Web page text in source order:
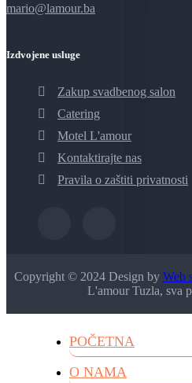
mario@lamour.ba
Izdvojene usluge
Zakup svadbenog salon
Catering
Motel L'amour
Kontaktirajte nas
Pravila o zaštiti privatnosti
Copyright © 2024 Design by Web
L'amour Tuzla, sva
POČETNA
O NAMA